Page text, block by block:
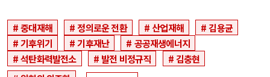
중대재해 정의로운 전환 산업재해
김용균
기후위기
기후재난
공공재생에너지
석탄화력발전소
발전 비정규직
김충현